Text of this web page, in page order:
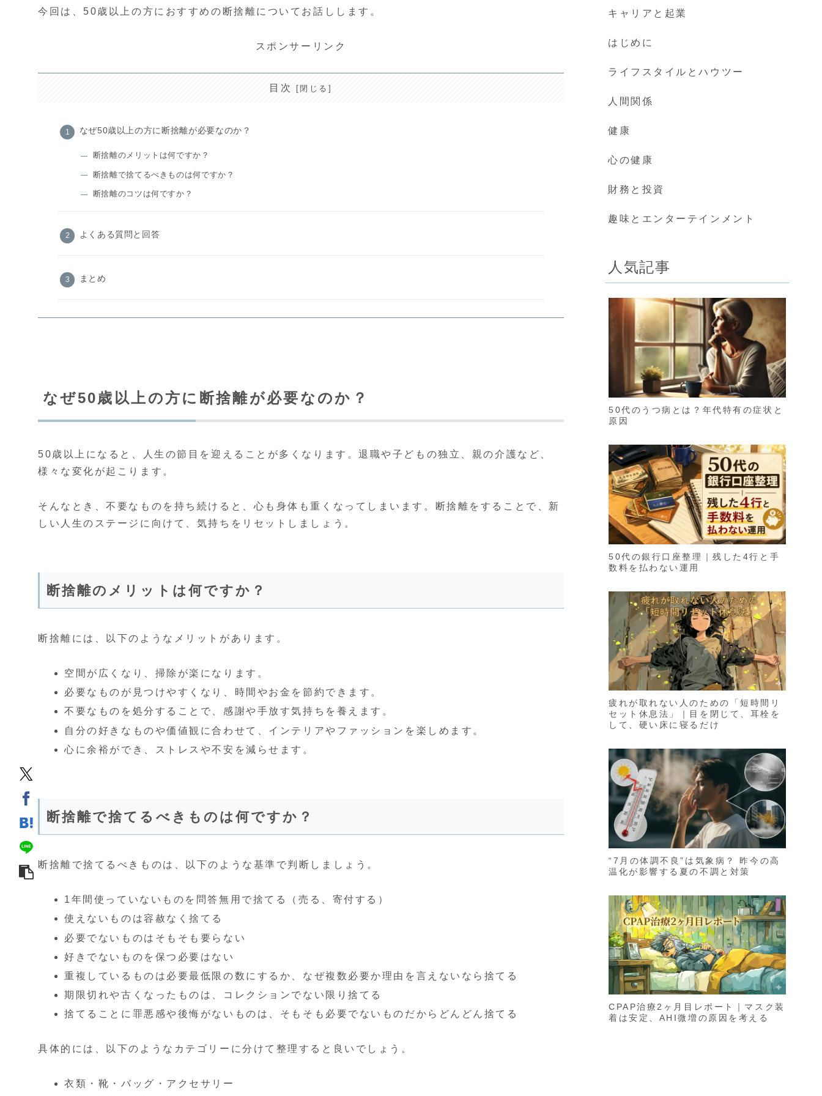
今回は、50歳以上の方におすすめの断捨離についてお話しします。
スポンサーリンク
目次
なぜ50歳以上の方に断捨離が必要なのか？
断捨離のメリットは何ですか？
断捨離で捨てるべきものは何ですか？
断捨離のコツは何ですか？
よくある質問と回答
まとめ
なぜ50歳以上の方に断捨離が必要なのか？
50歳以上になると、人生の節目を迎えることが多くなります。退職や子どもの独立、親の介護など、
様々な変化が起こります。
そんなとき、不要なものを持ち続けると、心も身体も重くなってしまいます。断捨離をすることで、新
しい人生のステージに向けて、気持ちをリセットしましょう。
断捨離のメリットは何ですか？
断捨離には、以下のようなメリットがあります。
空間が広くなり、掃除が楽になります。
必要なものが見つけやすくなり、時間やお金を節約できます。
不要なものを処分することで、感謝や手放す気持ちを養えます。
自分の好きなものや価値観に合わせて、インテリアやファッションを楽しめます。
心に余裕ができ、ストレスや不安を減らせます。
断捨離で捨てるべきものは何ですか？
断捨離で捨てるべきものは、以下のような基準で判断しましょう。
1年間使っていないものを問答無用で捨てる（売る、寄付する）
使えないものは容赦なく捨てる
必要でないものはそもそも要らない
好きでないものを保つ必要はない
重複しているものは必要最低限の数にするか、なぜ複数必要か理由を言えないなら捨てる
期限切れや古くなったものは、コレクションでない限り捨てる
捨てることに罪悪感や後悔がないものは、そもそも必要でないものだからどんどん捨てる
具体的には、以下のようなカテゴリーに分けて整理すると良いでしょう。
衣類・靴・バッグ・アクセサリー
キャリアと起業
はじめに
ライフスタイルとハウツー
人間関係
健康
心の健康
財務と投資
趣味とエンターテインメント
人気記事
50代のうつ病とは？年代特有の症状と
原因
50代の銀行口座整理｜残した4行と手
数料を払わない運用
疲れが取れない人のための「短時間リ
セット休息法」｜目を閉じて、耳栓を
して、硬い床に寝るだけ
“7月の体調不良”は気象病？ 昨今の高
温化が影響する夏の不調と対策
CPAP治療2ヶ月目レポート｜マスク装
着は安定、AHI微増の原因を考える